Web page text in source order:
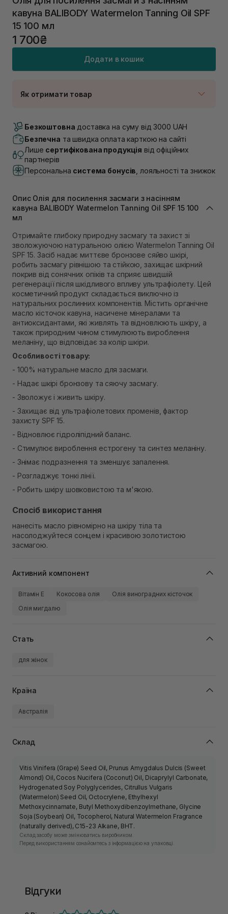
кавуна BALIBODY Watermelon Tanning Oil SPF
15 100 мл
1 700₴
Додати в кошик
Як отримати товар
В наявності
Самовивіз м. Луцьк, вул. Винниченка 4
Немає в наявності!
Самовивіз м. Львів, вул. Академіка Підстригача, 1В
(Duck’s Lake)
Немає в наявності!
Самовивіз м. Львів, вул. Степана Бандери 45
В наявності
Самовивіз м. Рівне, вул. Кулика і Гудачека 23 (ТЦ
Екватор)
Немає в наявності!
Безкоштовна доставка на суму від 3000 UAH
Безпечна та швидка оплата карткою на сайті
Лише сертифікована продукція від офіційних
партнерів
Персональна система бонусів , лояльності та знижок
Опис Олія для посилення засмаги з насінням
кавуна BALIBODY Watermelon Tanning Oil SPF 15 100
мл
Отримайте глибоку природну засмагу та захист зі
зволожуючою натуральною олією Watermelon Tanning Oil
SPF 15. Засіб надає миттєве бронзове сяйво шкірі,
робить засмагу рівнішою та стійкою, захищає шкірний
покрив від сонячних опіків та сприяє швидшій
регенерації після шкідливого впливу ультрафіолету. Цей
косметичний продукт складається виключно із
натуральних рослинних компонентів. Містить органічне
масло кісточок кавуна, насичене мінералами та
антиоксидантами, які живлять та відновлюють шкіру, а
також природним чином стимулюють вироблення
меланіну, що відповідає за колір шкіри.
Особливості товару:
- 100% натуральне масло для засмаги.
- Надає шкірі бронзову та сяючу засмагу.
- Зволожує і живить шкіру.
- Захищає від ультрафіолетових променів, фактор
захисту SPF 15.
- Відновлює гідроліпідний баланс.
- Стимулює вироблення естрогену та синтез меланіну.
- Знімає подразнення та зменшує запалення.
- Розгладжує тонкі лінії.
- Робить шкіру шовковистою та м'якою.
Спосіб використання
нанесіть масло рівномірно на шкіру тіла та
насолоджуйтеся сонцем і красивою золотистою
засмагою.
Активний компонент
Вітамін Е Кокосова олія
Олія виноградних кісточок
Олія мигдалю
Стать
для жінок
Країна
Австралія
Склад
Vitis Vinifera (Grape) Seed Oil, Prunus Amygdalus Dulcis (Sweet
Almond) Oil, Cocos Nucifera (Coconut) Oil, Dicaprylyl Carbonate,
Hydrogenated Soy Polyglycerides, Citrullus Vulgaris
(Watermelon) Seed Oil, Octocrylene, Ethylhexyl
Methoxycinnamate, Butyl Methoxydibenzoylmethane, Glycine
Soja (Soybean) Oil, Tocopherol, Natural Watermelon Fragrance
(naturally derived), C15-23 Alkane, BHT.
Склад засобу може змінюватись виробником.
Перед використанням ознайомтесь з інформацією на упаковці.
Відгуки